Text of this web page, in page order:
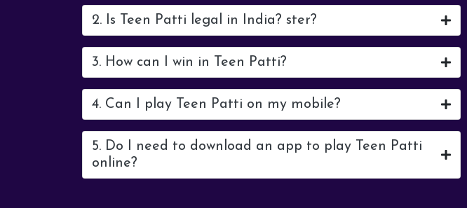
2. Is Teen Patti legal in India? ster?
3. How can I win in Teen Patti?
4. Can I play Teen Patti on my mobile?
5. Do I need to download an app to play Teen Patti
online?